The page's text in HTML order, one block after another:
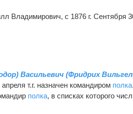
Владимирович, с 1876 г. Сентября
Васильевич (Фридрих
т.г. назначен командиром полка.
полка, в списках которого